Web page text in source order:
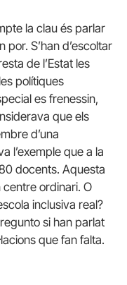
la clau és parlar
por. S’han d’escoltar
de l’Estat les
polítiques
es frenessin,
que els
d’una
l’exemple que a la
docents. Aquesta
centre ordinari. O
inclusiva real?
si han parlat
que fan falta.